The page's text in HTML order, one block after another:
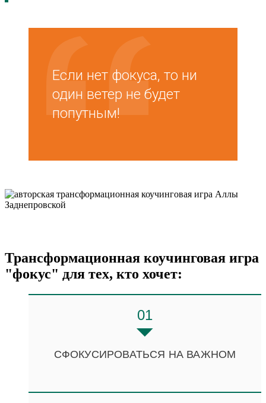
Если нет фокуса, то ни
один ветер не будет
попутным!
Трансформационная коучинговая игра
"фокус" для тех, кто хочет:
01
СФОКУСИРОВАТЬСЯ НА ВАЖНОМ